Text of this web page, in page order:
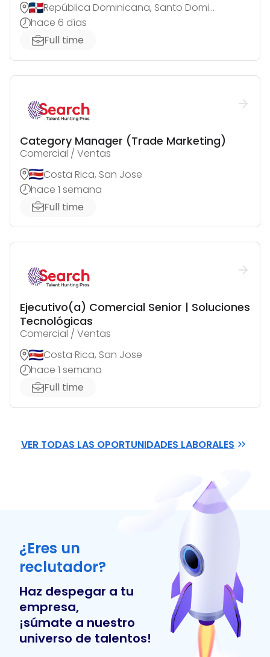
República Dominicana, Santo Domingo de Guzmán
hace 6 días
Full time
Category Manager (Trade Marketing)
Comercial / Ventas
Costa Rica, San Jose
hace 1 semana
Full time
Ejecutivo(a) Comercial Senior | Soluciones
Tecnológicas
Comercial / Ventas
Costa Rica, San Jose
hace 1 semana
Full time
VER TODAS LAS OPORTUNIDADES LABORALES
¿Eres un
reclutador?
Haz despegar a tu
empresa,
¡súmate a nuestro
universo de talentos!